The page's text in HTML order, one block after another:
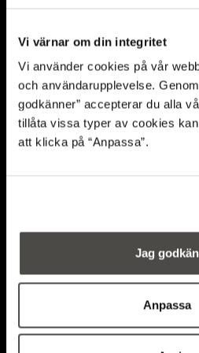
Vi värnar om din integritet
Vi använder cookies på vår
och användarupplevelse.
godkänner” accepterar du alla
tillåta vissa typer av cookies
att klicka på “Anpassa”.
Jag
Anpassa
november i